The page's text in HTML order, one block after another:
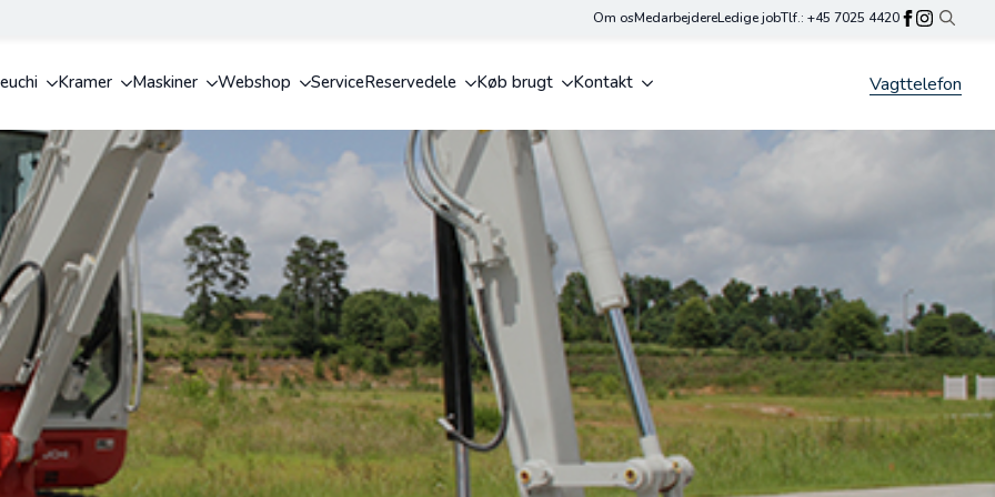
Om osMedarbejdereLedige jobTlf.: +45 7025 4420
Kramer Maskiner Webshop ServiceReservedele Køb brugt Kontakt Vagttelefon